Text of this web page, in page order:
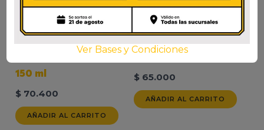
ANUA RICE 70
INTENSIVE
150 ml
$ 70.400
AÑADIR AL CARRITO
COSRX THE
HYALURONIC ACID 3
$65.000
AÑADIR AL CARRITO
Ver Bases y Condiciones